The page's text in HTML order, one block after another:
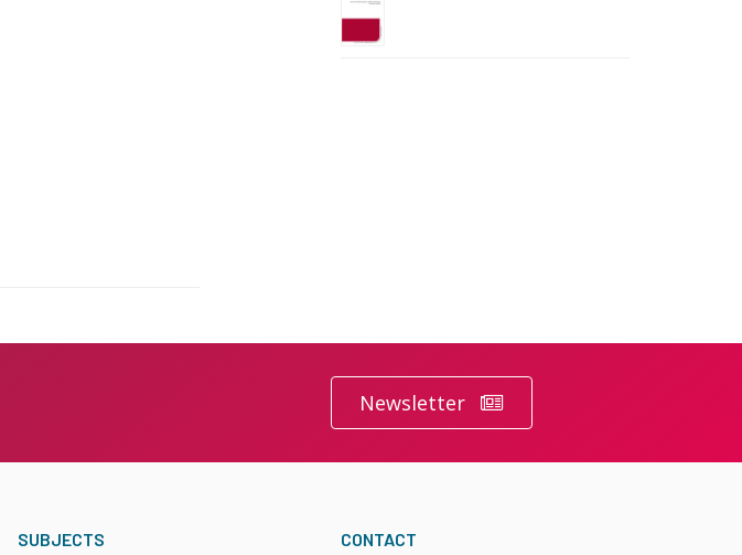
Newsletter
SUBJECTS CONTACT